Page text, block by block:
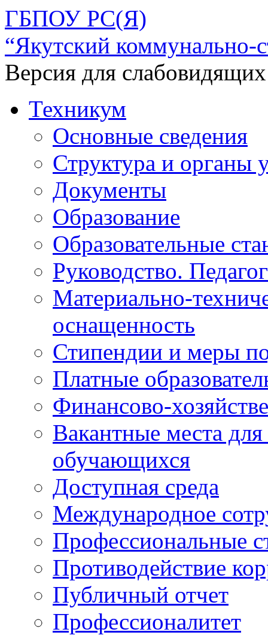
ГБПОУ РС(Я)
“Якутский коммунально-
Версия для слабовидящих
Техникум
Основные сведения
Структура и органы
Документы
Образование
Образовательные
Руководство.
Материально-
оснащенность
Стипендии и меры
Платные
Финансово-
Вакантные места
обучающихся
Доступная среда
Международное
Профессиональные
Противодействие
Публичный отчет
Профессионалитет